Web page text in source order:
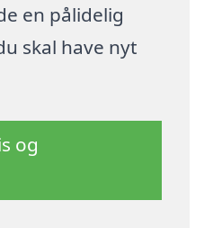
en pålidelig
skal have nyt
og